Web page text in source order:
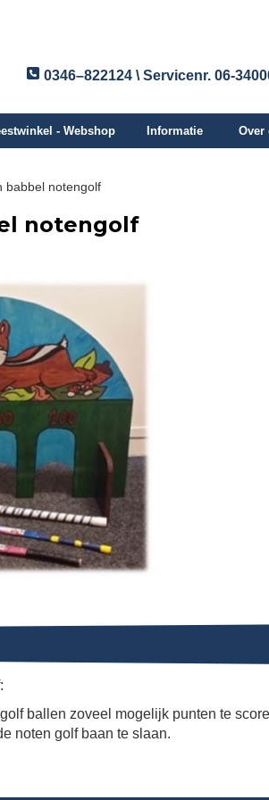
0346–822124 \ Servicenr. 06-
- Webshop Informatie Over
babbel notengolf
notengolf
ballen zoveel mogelijk punten te
noten golf baan te slaan.